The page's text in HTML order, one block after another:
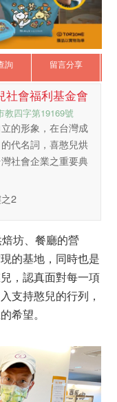
詢 留言分享
社會福利基金會
教四字第19169號
立的形象，在台灣成
代名詞，喜憨兒烘
社會企業之重要典
2
坊、餐廳的營
的基地，同時也是
，認真面對每一項
支持憨兒的行列，
希望。